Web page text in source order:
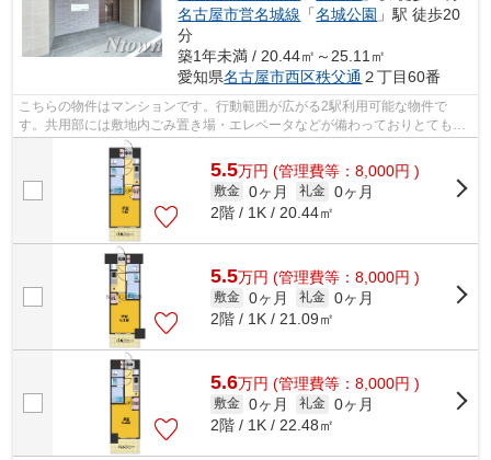
名古屋市営名城線 「名城公園 」駅 徒歩20
分
築1年未満 / 20.44㎡～25.11㎡
愛知県名古屋市西区秩父通 ２丁目60番
こちらの物件はマンションです。行動範囲が広がる2駅利用可能な物件で
す。共用部には敷地内ごみ置き場・エレベータなどが備わっておりとても充
実しています。現在空家となっております...
5.5万円 (管理費等：8,000円 )
敷金 0ヶ月 礼金 0ヶ月
2階 / 1K / 20.44㎡
5.5万円 (管理費等：8,000円 )
敷金 0ヶ月 礼金 0ヶ月
2階 / 1K / 21.09㎡
5.6万円 (管理費等：8,000円 )
敷金 0ヶ月 礼金 0ヶ月
2階 / 1K / 22.48㎡